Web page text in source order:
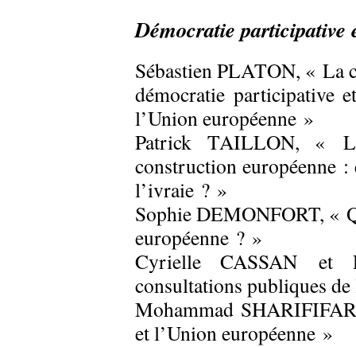
Démocratie participative
Sébastien PLATON, « La
démocratie participative
l’Union européenne »
Patrick TAILLON, «
construction européenne
l’ivraie ? »
Sophie DEMONFORT, «
européenne ? »
Cyrielle CASSAN et
consultations publiques
Mohammad
et l’Union européenne »